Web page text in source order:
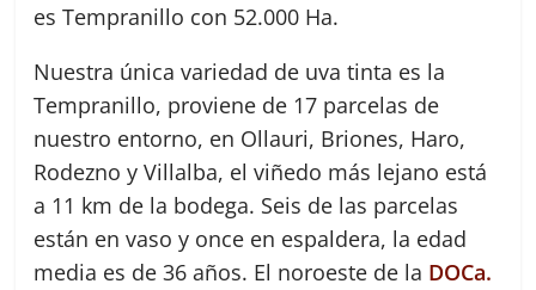
es Tempranillo con 52.000 Ha.
Nuestra única variedad de uva tinta es la
Tempranillo, proviene de 17 parcelas de
nuestro entorno, en Ollauri, Briones, Haro,
Rodezno y Villalba, el viñedo más lejano está
a 11 km de la bodega. Seis de las parcelas
están en vaso y once en espaldera, la edad
media es de 36 años. El noroeste de la DOCa.